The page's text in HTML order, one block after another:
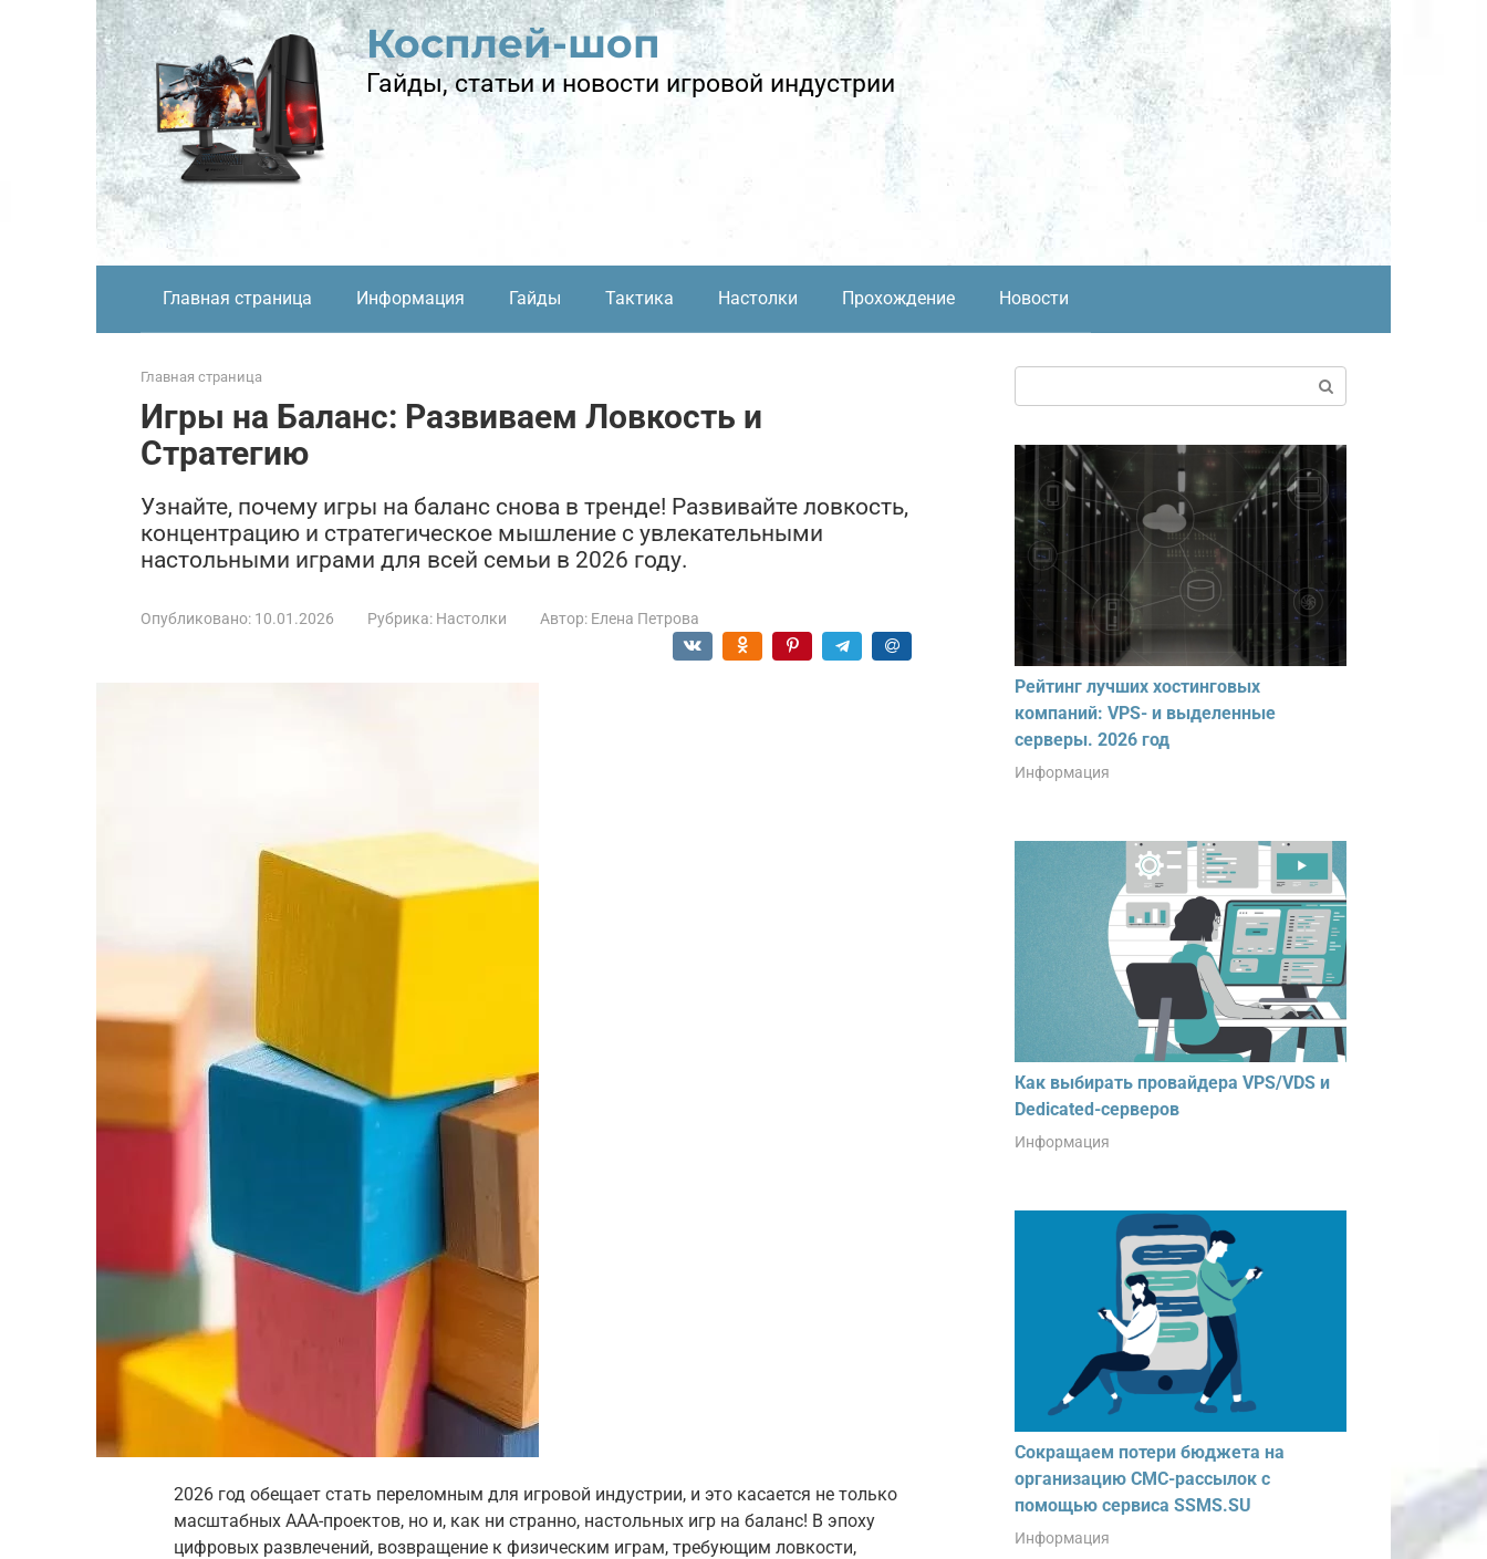
Косплей-шоп
Гайды, статьи и новости игровой индустрии
Главная страница Информация Гайды Тактика Настолки Прохождение Новости
Главная страница
Игры на Баланс: Развиваем Ловкость и
Стратегию
Узнайте, почему игры на баланс снова в тренде! Развивайте ловкость,
концентрацию и стратегическое мышление с увлекательными
настольными играми для всей семьи в 2026 году.
Опубликовано: 10.01.2026 Рубрика: Настолки Автор: Елена Петрова
2026 год обещает стать переломным для игровой индустрии, и это касается не только
масштабных AAA-проектов, но и, как ни странно, настольных игр на баланс! В эпоху
цифровых развлечений, возвращение к физическим играм, требующим ловкости,
Рейтинг лучших хостинговых
компаний: VPS- и выделенные
серверы. 2026 год
Информация
Как выбирать провайдера VPS/VDS и
Dedicated-серверов
Информация
Сокращаем потери бюджета на
организацию СМС-рассылок с
помощью сервиса SSMS.SU
Информация